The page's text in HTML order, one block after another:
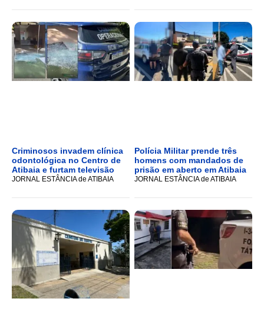
Criminosos invadem clínica
odontológica no Centro de
Atibaia e furtam televisão
JORNAL ESTÂNCIA de ATIBAIA
Polícia Militar prende três
homens com mandados de
prisão em aberto em Atibaia
JORNAL ESTÂNCIA de ATIBAIA